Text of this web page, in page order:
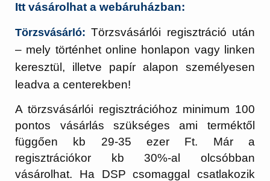
Itt vásárolhat a webáruházban:
Törzsvásárló: Törzsvásárlói regisztráció után
– mely történhet online honlapon vagy linken
keresztül, illetve papír alapon személyesen
leadva a centerekben!
A törzsvásárlói regisztrációhoz minimum 100
pontos vásárlás szükséges ami terméktől
függően kb 29-35 ezer Ft. Már a
regisztrációkor kb 30%-al olcsóbban
vásárolhat. Ha DSP csomaggal csatlakozik